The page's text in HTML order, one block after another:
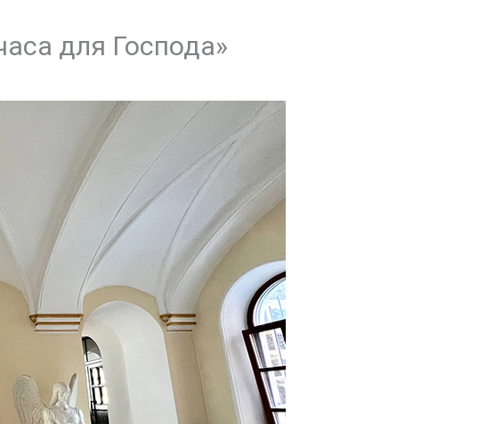
для Господа»